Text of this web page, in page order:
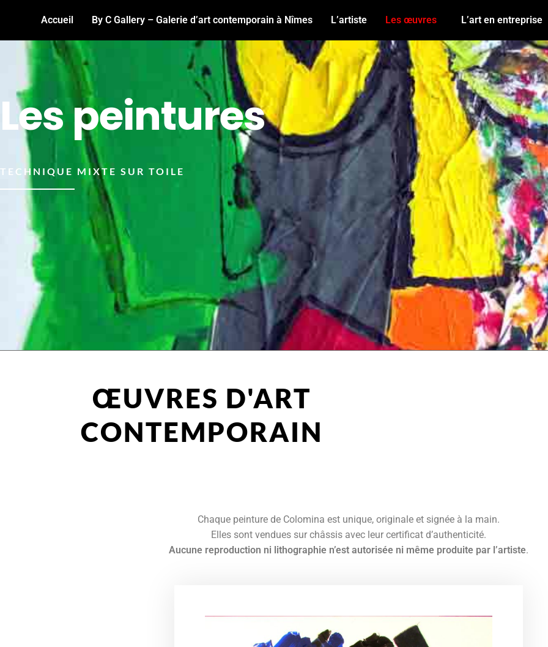
Accueil By C Gallery – Galerie d’art contemporain à Nîmes L’artiste Les œuvres L’art en entreprise
Les peintures
TECHNIQUE MIXTE SUR TOILE
ŒUVRES D'ART
CONTEMPORAIN
Chaque peinture de Colomina est unique, originale et signée à la main.
Elles sont vendues sur châssis avec leur certificat d’authenticité.
Aucune reproduction ni lithographie n’est autorisée ni même produite par l’artiste.